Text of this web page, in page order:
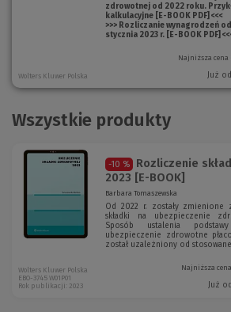
zdrowotnej od 2022 roku.
kalkulacyjne [E-BOOK PDF] <<<
>>> Rozliczanie wynagrodzeń od
stycznia 2023 r. [E-BOOK PDF]
Najniższa cena
Już
Wolters Kluwer Polska
Wszystkie produkty
-10 %
Rozliczenie
2023 [E-BOOK]
Barbara Tomaszewska
Od 2022 r. zostały zmienione
składki na ubezpieczenie
Sposób ustalenia
ubezpieczenie zdrowotne
został uzależniony od
Najniższa
Już
Wolters Kluwer Polska
EBO-3745 W01P01
Rok publikacji: 2023